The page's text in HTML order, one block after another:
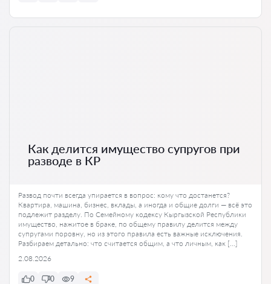
Как делится имущество супругов при
разводе в КР
Развод почти всегда упирается в вопрос: кому что достанется?
Квартира, машина, бизнес, вклады, а иногда и общие долги — всё это
подлежит разделу. По Семейному кодексу Кыргызской Республики
имущество, нажитое в браке, по общему правилу делится между
супругами поровну, но из этого правила есть важные исключения.
Разбираем детально: что считается общим, а что личным, как […]
2.08.2026
0 0 9